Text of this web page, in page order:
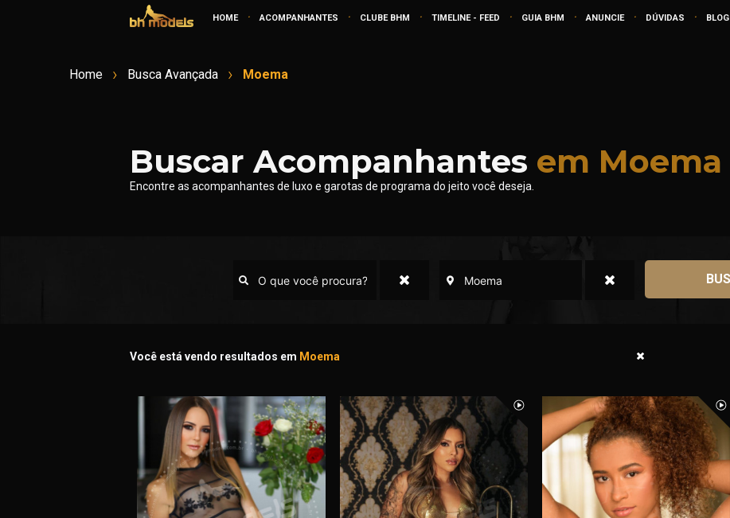
HOME . ACOMPANHANTES . CLUBE BHM . TIMELINE - FEED . GUIA BHM . ANUNCIE . DÚVIDAS . BLOG
Home Busca Avançada Moema
Buscar Acompanhantes em Moema
Encontre as acompanhantes de luxo e garotas de programa do jeito você deseja.
Você está vendo resultados em Moema